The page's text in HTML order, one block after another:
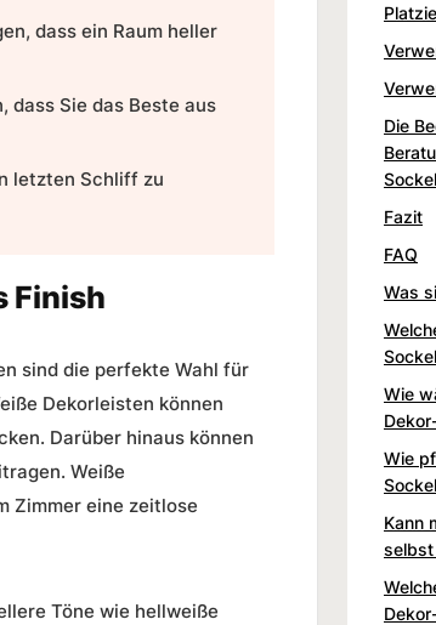
dass ein Raum heller
dass Sie das Beste aus
letzten Schliff zu
Finish
sind die perfekte Wahl für
Dekorleisten können
Darüber hinaus können
Weiße
Zimmer eine zeitlose
Töne wie hellweiße
Die
Fazit
FAQ
Was
Wie
Wie
Kann
selbst